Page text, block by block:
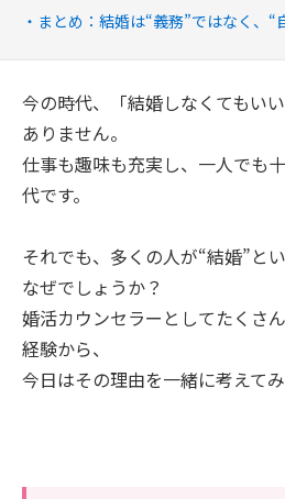
まとめ：結婚は“義務”ではなく、“
今の時代、「結婚しなくてもい
ありません。
仕事も趣味も充実し、一人でも
代です。
それでも、多くの人が“結婚”と
なぜでしょうか？
婚活カウンセラーとしてたくさ
経験から、
今日はその理由を一緒に考えてみ